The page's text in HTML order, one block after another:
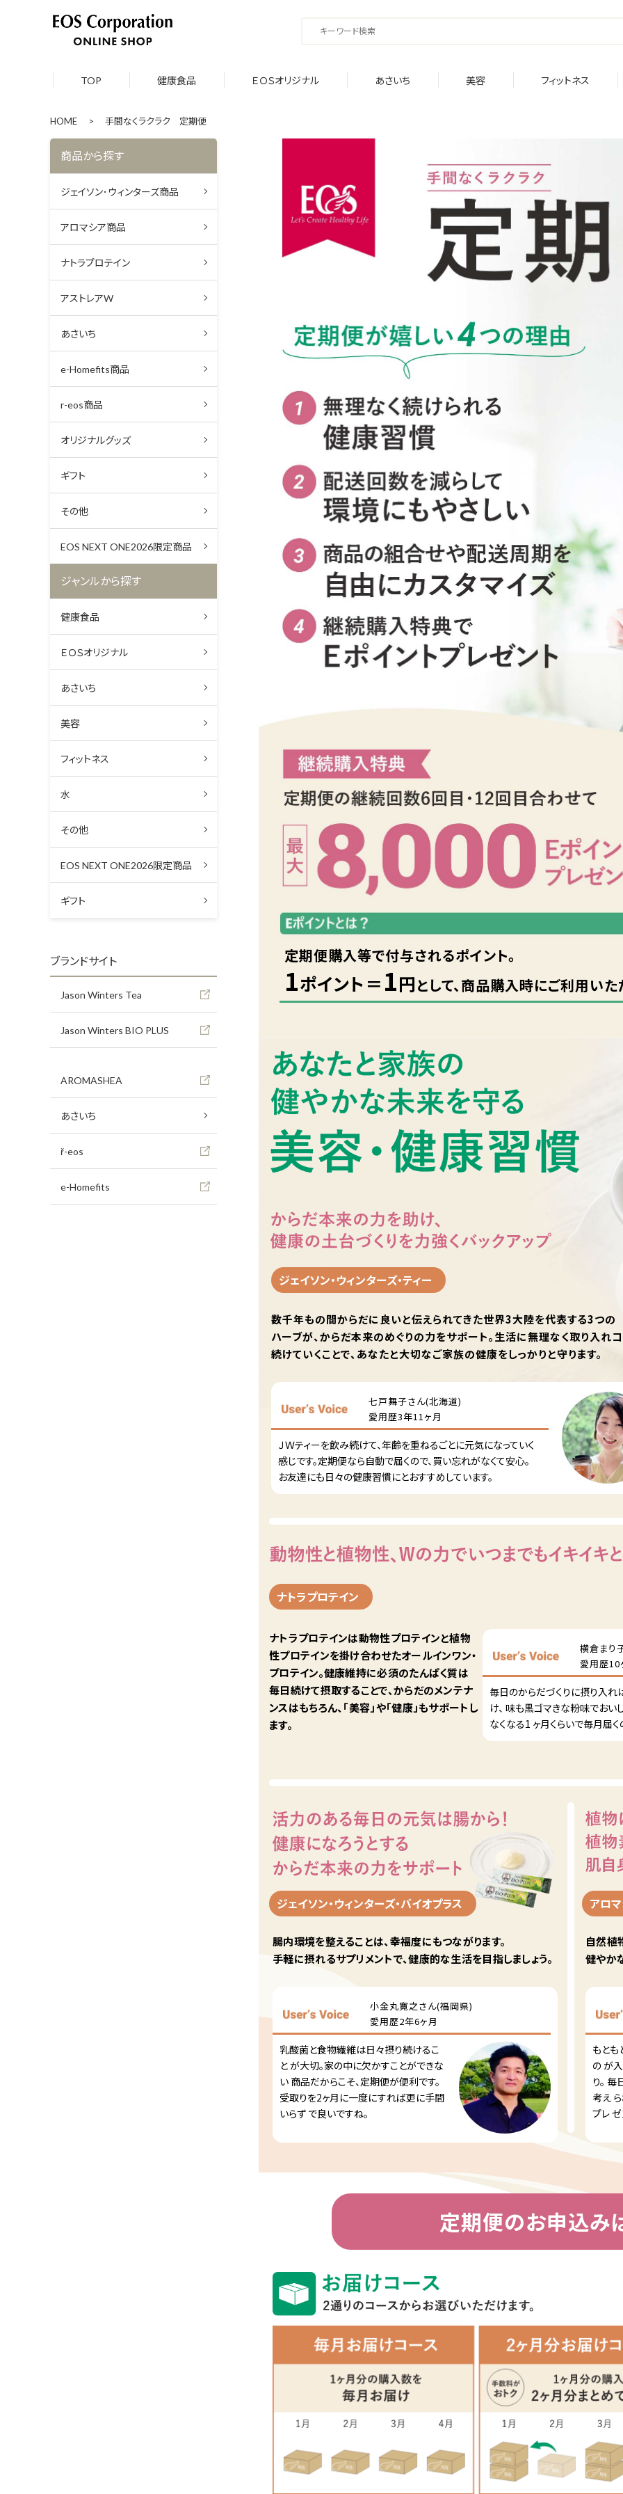
TOP 健康食品 ＥＯＳオリジナル あさいち 美容 フィットネス
HOME > 手間なくラクラク 定期便
商品から探す
ジェイソン･ウィンターズ商品
アロマシア商品
ナトラプロテイン
アストレアW
あさいち
e-Homefits商品
r-eos商品
オリジナルグッズ
ギフト
その他
EOS NEXT ONE2026限定商品
ジャンルから探す
健康食品
ＥＯＳオリジナル
あさいち
美容
フィットネス
水
その他
EOS NEXT ONE2026限定商品
ギフト
ブランドサイト
Jason Winters Tea
Jason Winters BIO PLUS
AROMASHEA
あさいち
ř-eos
e-Homefits
定期便購入等で付与されるポイント。
1ポイント＝1円として、商品購入時にご利用いた
ジェイソン・ウィンターズ・ティー
数千年もの間からだに良いと伝えられてきた世界3大陸を代表する3つの
ハーブが、からだ本来のめぐりの力をサポート。生活に無理なく取り入れ
続けていくことで、あなたと大切なご家族の健康をしっかりと守ります。
七戸舞子さん(北海道)
愛用歴3年11ヶ月
ＪＷティーを飲み続けて、年齢を重ねるごとに元気になっていく
感じです。定期便なら自動で届くので、買い忘れがなくて安心。
お友達にも日々の健康習慣にとおすすめしています。
ナトラプロテイン
ナトラプロテインは動物性プロテインと植物
性プロテインを掛け合わせたオールインワン・
プロテイン。健康維持に必須のたんぱく質は
毎日続けて摂取することで、からだのメンテナ
ンスはもちろん、「美容」や「健康」もサポートし
ます。
横倉まり
愛用歴10
毎日のからだづくりに摂り入れ
け、 味も黒ゴマきな粉味でおい
なくなる1 ヶ月くらいで毎月届く
ジェイソン・ウィンターズ・バイオプラス
腸内環境を整えることは、幸福度にもつながります。
手軽に摂れるサプリメントで、健康的な生活を目指しましょう。
小金丸寛之さん(福岡県)
愛用歴2年6ヶ月
乳酸菌と食物繊維は日々摂り続けるこ
と が大切。家の中に欠かすことができな
い 商品だからこそ、定期便が便利です。
受取りを2ヶ月に一度にすれば更に手間
いらず で良いですね。
アロ
自然植
健やか
もとも
の が
り。
考え
プレ
定期便のお申込み